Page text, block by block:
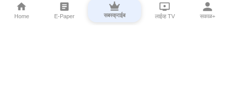
Home E-Paper सबस्क्राईब लाईव्ह TV सकाळ+